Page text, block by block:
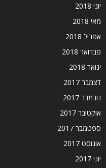
יוני 2018
מאי 2018
אפריל 2018
פברואר 2018
ינואר 2018
דצמבר 2017
נובמבר 2017
אוקטובר 2017
ספטמבר 2017
אוגוסט 2017
יוני 2017